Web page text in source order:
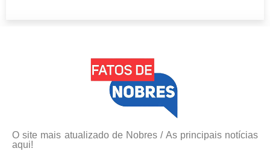
O site mais atualizado de Nobres / As principais notícias
aqui!